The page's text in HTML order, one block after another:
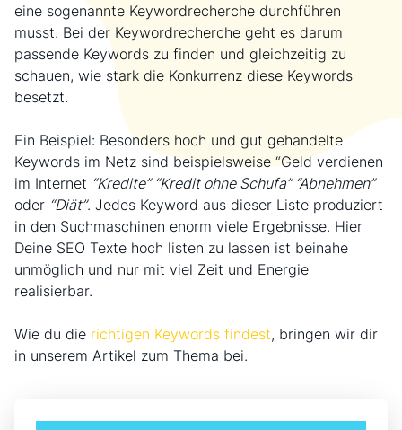
eine sogenannte Keywordrecherche durchführen
musst. Bei der Keywordrecherche geht es darum
passende Keywords zu finden und gleichzeitig zu
schauen, wie stark die Konkurrenz diese Keywords
besetzt.
Ein Beispiel: Besonders hoch und gut gehandelte
Keywords im Netz sind beispielsweise “Geld verdienen
im Internet “Kredite” “Kredit ohne Schufa” “Abnehmen”
oder “Diät”. Jedes Keyword aus dieser Liste produziert
in den Suchmaschinen enorm viele Ergebnisse. Hier
Deine SEO Texte hoch listen zu lassen ist beinahe
unmöglich und nur mit viel Zeit und Energie
realisierbar.
Wie du die richtigen Keywords findest, bringen wir dir
in unserem Artikel zum Thema bei.